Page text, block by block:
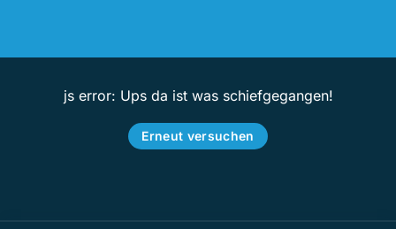
js error: Ups da ist was schiefgegangen!
Erneut versuchen